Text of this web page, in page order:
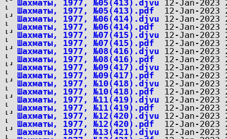
Шахматы, 1977, №05(413).djvu
Шахматы, 1977, №05(413).pdf
Шахматы, 1977, №06(414).djvu
Шахматы, 1977, №06(414).pdf
Шахматы, 1977, №07(415).djvu
Шахматы, 1977, №07(415).pdf
Шахматы, 1977, №08(416).djvu
Шахматы, 1977, №08(416).pdf
Шахматы, 1977, №09(417).djvu
Шахматы, 1977, №09(417).pdf
Шахматы, 1977, №10(418).djvu
Шахматы, 1977, №10(418).pdf
Шахматы, 1977, №11(419).djvu
Шахматы, 1977, №11(419).pdf
Шахматы, 1977, №12(420).djvu
Шахматы, 1977, №12(420).pdf
Шахматы, 1977, №13(421).djvu